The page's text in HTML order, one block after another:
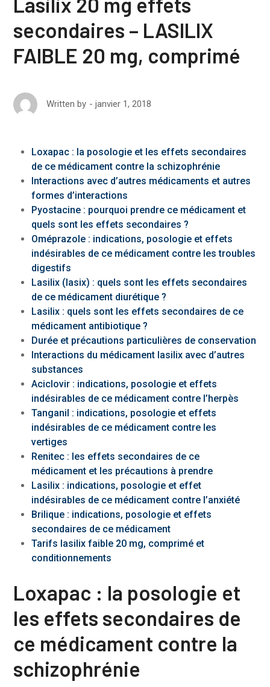
secondaires – LASILIX
FAIBLE 20 mg, comprimé
Written by janvier 1, 2018
Loxapac : la posologie et les effets secondaires
de ce médicament contre la schizophrénie
Interactions avec d’autres médicaments et autres
formes d’interactions
Pyostacine : pourquoi prendre ce médicament et
quels sont les effets secondaires ?
Oméprazole : indications, posologie et effets
indésirables de ce médicament contre les troubles
digestifs
Lasilix (lasix) : quels sont les effets secondaires
de ce médicament diurétique ?
Lasilix : quels sont les effets secondaires de ce
médicament antibiotique ?
Durée et précautions particulières de conservation
Interactions du médicament lasilix avec d’autres
substances
Aciclovir : indications, posologie et effets
indésirables de ce médicament contre l’herpès
Tanganil : indications, posologie et effets
indésirables de ce médicament contre les
vertiges
Renitec : les effets secondaires de ce
médicament et les précautions à prendre
Lasilix : indications, posologie et effet
indésirables de ce médicament contre l’anxiété
Brilique : indications, posologie et effets
secondaires de ce médicament
Tarifs lasilix faible 20 mg, comprimé et
conditionnements
Loxapac : la posologie et
les effets secondaires de
ce médicament contre la
schizophrénie